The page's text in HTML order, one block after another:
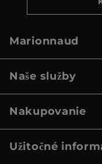
Marionnaud
Naše služby
Nakupovanie
Užitočné